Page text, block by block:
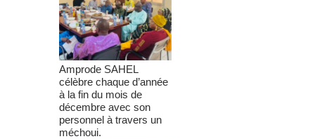
Amprode SAHEL
célèbre chaque d’année
à la fin du mois de
décembre avec son
personnel à travers un
méchoui.